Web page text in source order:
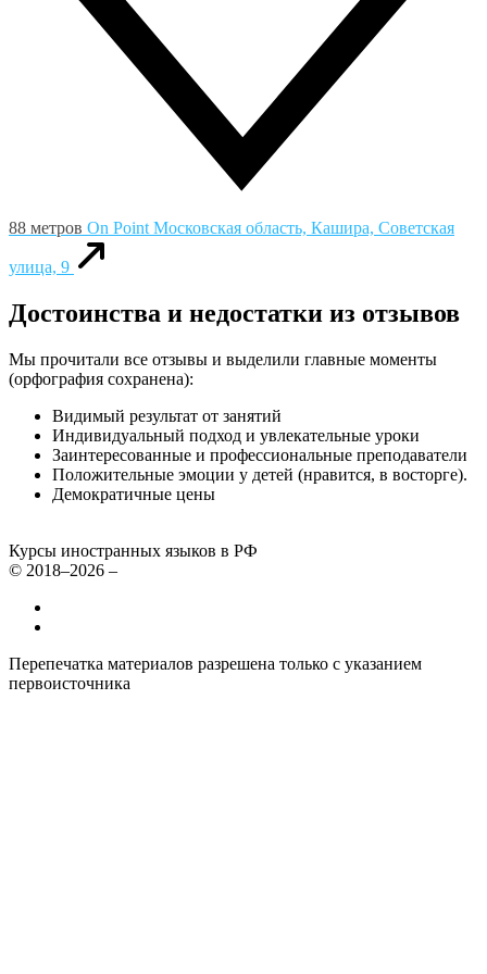
88 метров On Point Московская область, Кашира, Советская
улица, 9
Достоинства и недостатки из отзывов
Мы прочитали все отзывы и выделили главные моменты
(орфография сохранена):
Видимый результат от занятий
Индивидуальный подход и увлекательные уроки
Заинтересованные и профессиональные преподаватели
Положительные эмоции у детей (нравится, в восторге).
Демократичные цены
Курсы иностранных языков в РФ
© 2018–2026 –
Перепечатка материалов разрешена только с указанием
первоисточника